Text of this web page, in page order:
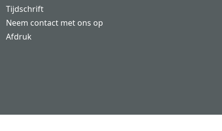
Tijdschrift
Neem contact met ons op
Afdruk